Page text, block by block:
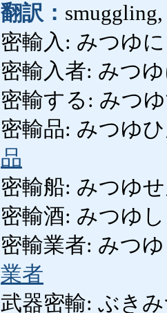
翻訳：
密輸入: みつゆ
密輸入者: みつ
密輸する: みつ
密輸品: みつゆひ
品
密輸船: みつゆ
密輸酒: みつゆ
密輸業者: みつ
業者
武器密輸: ぶきみ